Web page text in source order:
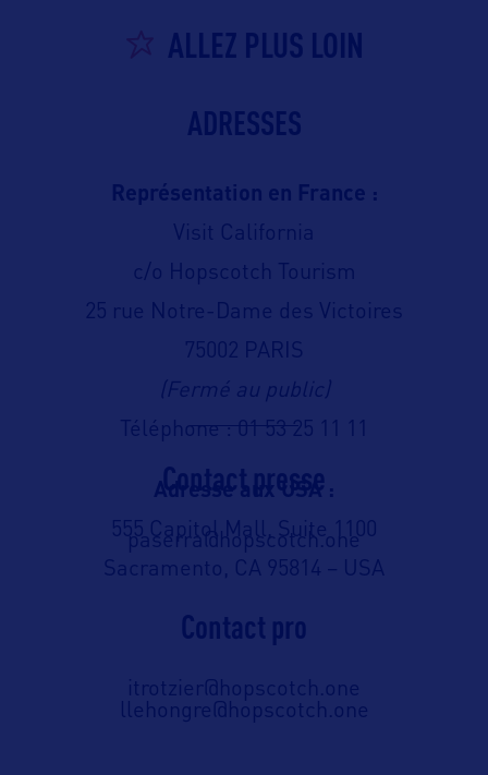
ALLEZ PLUS LOIN
ADRESSES
Représentation en France :
Visit California
c/o Hopscotch Tourism
25 rue Notre-Dame des Victoires
75002 PARIS
(Fermé au public)
Téléphone : 01 53 25 11 11
Adresse aux USA :
555 Capitol Mall, Suite 1100
Sacramento, CA 95814 – USA
Contact presse
paserra@hopscotch.one
Contact pro
itrotzier@hopscotch.one
llehongre@hopscotch.one